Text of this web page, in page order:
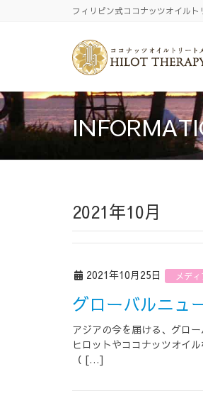
フィリピン式ココナッツオイル
2021年10月
2021年10月25日 メデ
グローバルニ
アジアの今を届ける、グロ
ヒロットやココナッツオイ
（ […]